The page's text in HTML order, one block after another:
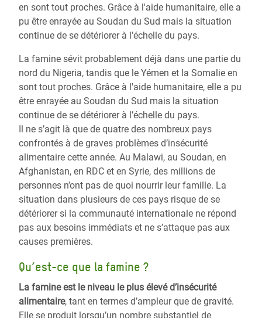
en sont tout proches. Grâce à l'aide humanitaire, elle a
pu être enrayée au Soudan du Sud mais la situation
continue de se détériorer à l’échelle du pays.
La famine sévit probablement déjà dans une partie du
nord du Nigeria, tandis que le Yémen et la Somalie en
sont tout proches. Grâce à l'aide humanitaire, elle a pu
être enrayée au Soudan du Sud mais la situation
continue de se détériorer à l’échelle du pays.
Il ne s’agit là que de quatre des nombreux pays
confrontés à de graves problèmes d’insécurité
alimentaire cette année. Au Malawi, au Soudan, en
Afghanistan, en RDC et en Syrie, des millions de
personnes n’ont pas de quoi nourrir leur famille. La
situation dans plusieurs de ces pays risque de se
détériorer si la communauté internationale ne répond
pas aux besoins immédiats et ne s’attaque pas aux
causes premières.
Qu’est-ce que la famine ?
La famine est le niveau le plus élevé d’insécurité
alimentaire, tant en termes d’ampleur que de gravité.
Elle se produit lorsqu’un nombre substantiel de